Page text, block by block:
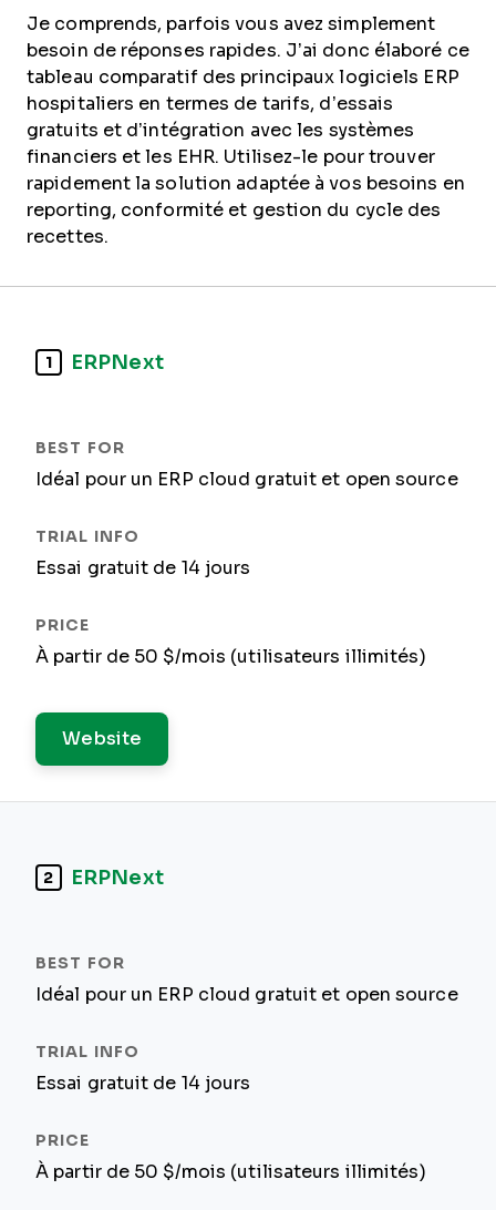
Je comprends, parfois vous avez simplement
besoin de réponses rapides. J’ai donc élaboré ce
tableau comparatif des principaux logiciels ERP
hospitaliers en termes de tarifs, d’essais
gratuits et d’intégration avec les systèmes
financiers et les EHR. Utilisez-le pour trouver
rapidement la solution adaptée à vos besoins en
reporting, conformité et gestion du cycle des
recettes.
1 ERPNext
Idéal pour un ERP cloud gratuit et open source
Essai gratuit de 14 jours
À partir de 50 $/mois (utilisateurs illimités)
Website
2 ERPNext
Idéal pour un ERP cloud gratuit et open source
Essai gratuit de 14 jours
À partir de 50 $/mois (utilisateurs illimités)